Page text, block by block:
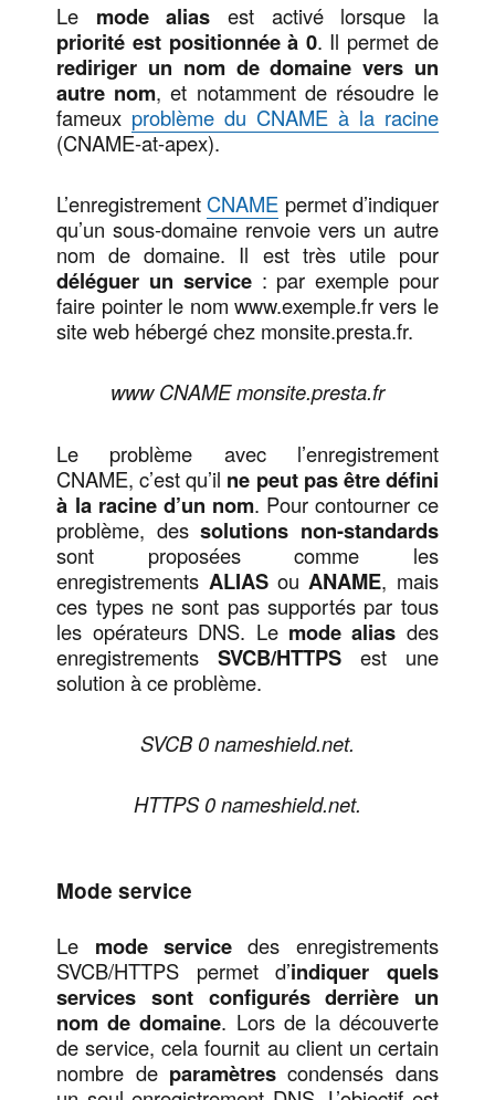
Le mode alias est activé lorsque la
priorité est positionnée à 0. Il permet de
rediriger un nom de domaine vers un
autre nom, et notamment de résoudre le
fameux problème du CNAME à la racine
(CNAME-at-apex).
L’enregistrement CNAME permet d’indiquer
qu’un sous-domaine renvoie vers un autre
nom de domaine. Il est très utile pour
déléguer un service: par exemple pour
faire pointer le nom www.exemple.fr vers le
site web hébergé chez monsite.presta.fr.
www CNAME monsite.presta.fr
Le problème avec l’enregistrement
CNAME, c’est qu’il ne peut pas être défini
à la racine d’un nom. Pour contourner ce
problème, dessolutions non-standards
sont proposées comme les
enregistrements ALIAS ou ANAME, mais
ces types ne sont pas supportés par tous
les opérateurs DNS. Le mode alias des
enregistrementsSVCB/HTTPS est une
solution à ce problème.
SVCB 0 nameshield.net.
HTTPS 0 nameshield.net.
Mode service
Le mode service des enregistrements
SVCB/HTTPS permet d’indiquer quels
services sont configurés derrière un
nom de domaine. Lors de la découverte
de service, cela fournit au client un certain
nombre de paramètres condensés dans